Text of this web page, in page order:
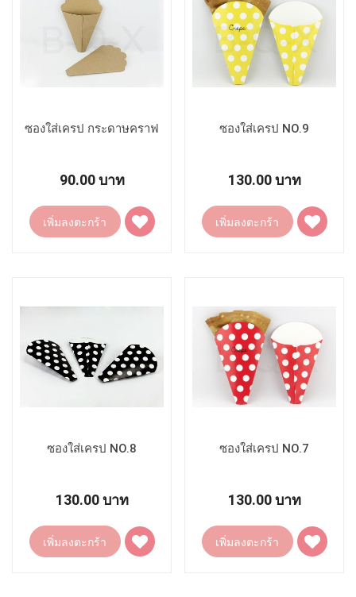
ซองใส่เครป กระดาษคราฟ
90.00 บาท
เพิ่มลงตะกร้า
เพิ่ม
ไป
ซองใส่เครป NO.9
130.00 บาท
เพิ่มลงตะกร้า
เพิ่ม
ไป
ซองใส่เครป NO.8
130.00 บาท
เพิ่มลงตะกร้า
เพิ่ม
ไป
ซองใส่เครป NO.7
130.00 บาท
เพิ่มลงตะกร้า
เพิ่ม
ไป